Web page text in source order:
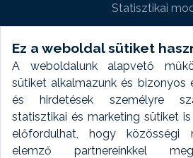
Ez a weboldal sütiket
A weboldalunk alapvető
sütiket alkalmazunk és bizonyos
és hirdetések személyre
statisztikai és marketing sütiket
előfordulhat, hogy közösségi
elemző partnereinkkel
Statisztikai
Weboldal
Fényképtár extra
Autómosó